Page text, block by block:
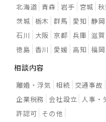
北海道 青森 岩手 宮城
茨城 栃木 群馬 愛知 静岡
石川
大阪 京都 兵庫 滋賀
徳島 香川 愛媛 高知 福岡
相談内容
離婚・浮気 相続 交通事故
企業税務 会社設立 人事・
許認可 その他